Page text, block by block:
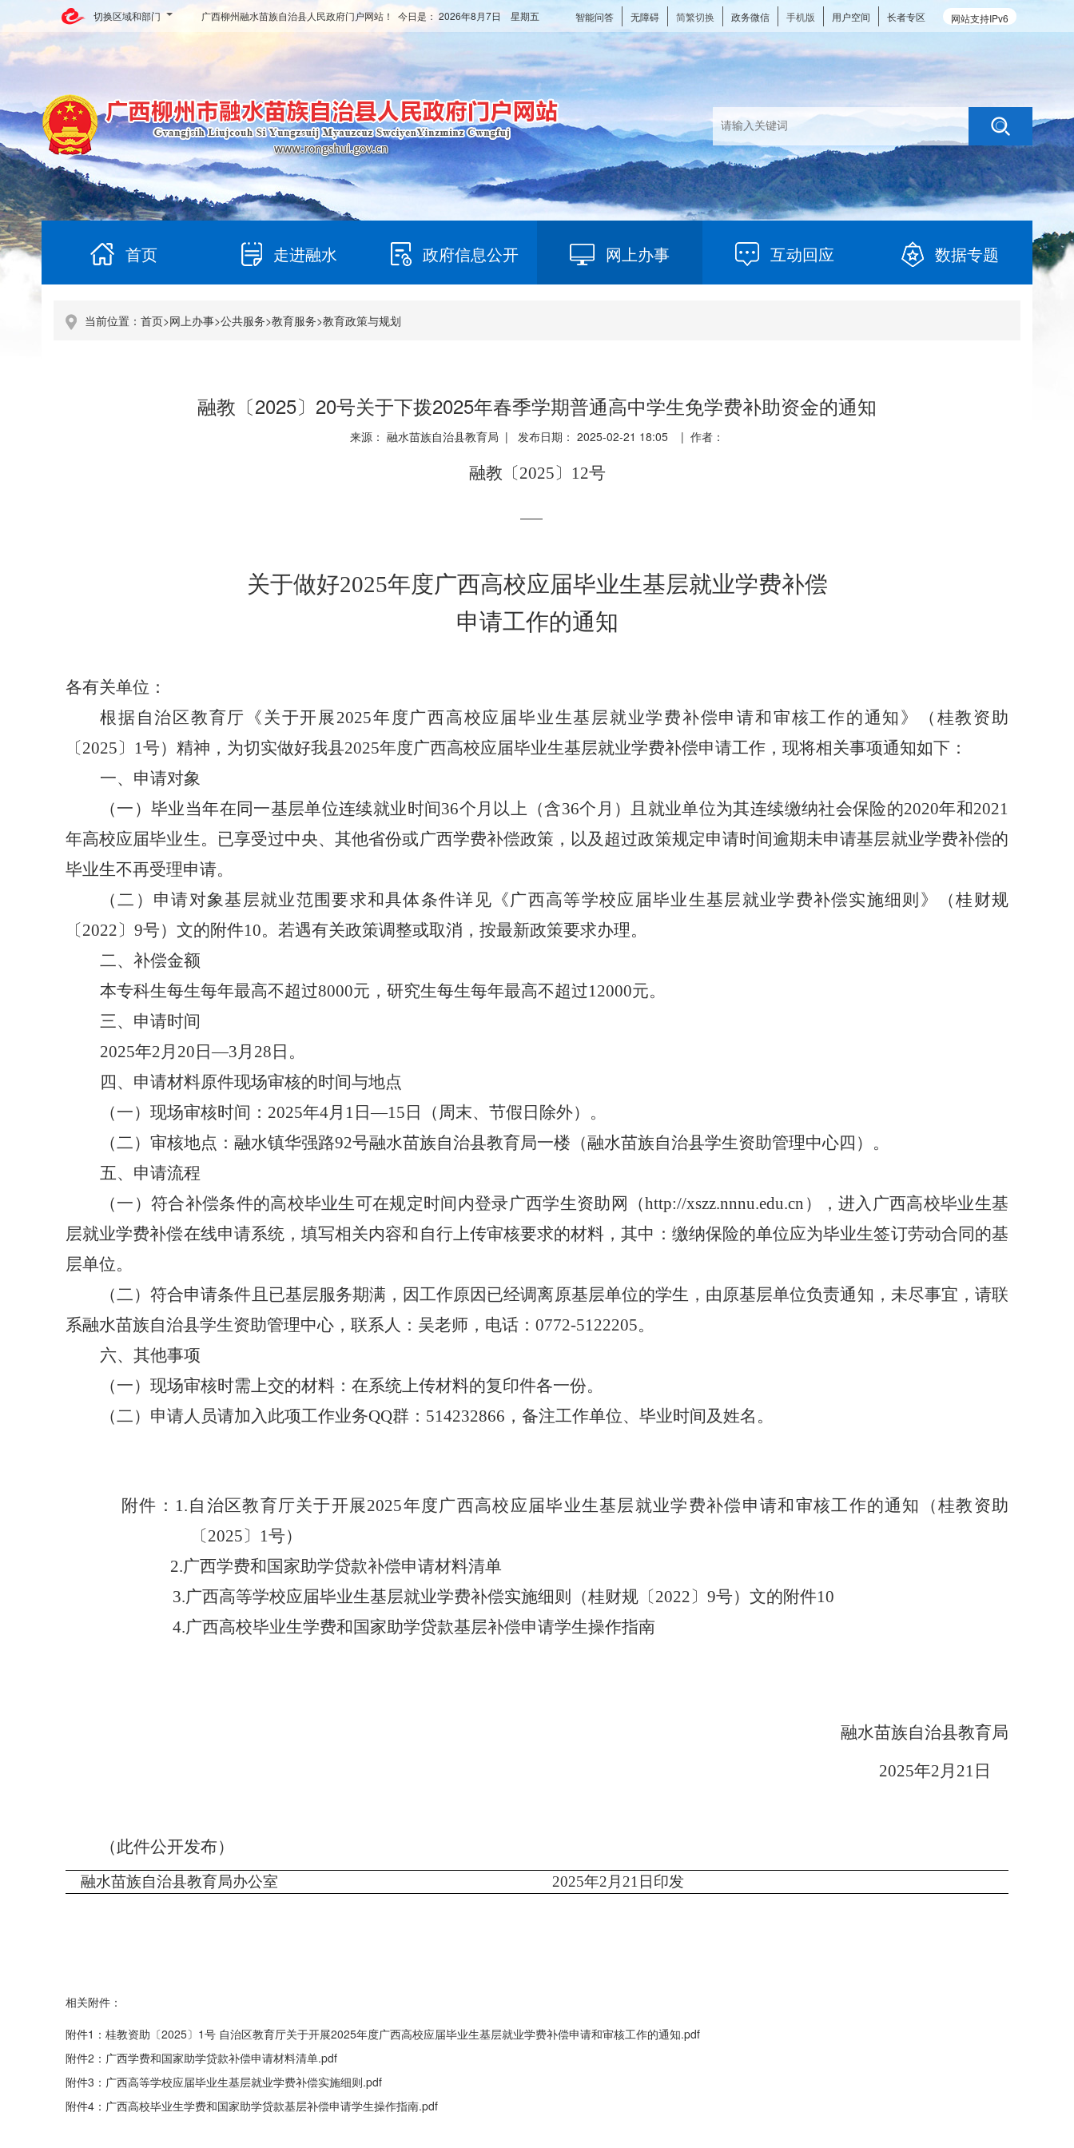
切换区域和部门 网站支持IPv6
智能问答 无障碍 简繁切换 政务微信 手机版 用户空间 长者专区
广西柳州融水苗族自治县人民政府门户网站！ 今日是： 2026年8月7日 星期五
首页 走进融水 政府信息公开 网上办事 互动回应 数据专题
当前位置： 首页>网上办事>公共服务>教育服务>教育政策与规划
融教〔2025〕20号关于下拨2025年春季学期普通高中学生免学费补助资金的通知
来源： 融水苗族自治县教育局 | 发布日期： 2025-02-21 18:05 | 作者：
融教〔2025〕 12号
关于做好2025年度广西高校应届毕业生基层就业学费补偿
申请工作的通知
各有关单位：
根据自治区教育厅《关于开展2025年度广西高校应届毕业生基层就业学费补偿申请和审核工作的通知》（桂教资助
〔2025〕 1号）精神，为切实做好我县2025年度广西高校应届毕业生基层就业学费补偿申请工作，现将相关事项通知如下：
一、申请对象
（一 ）毕业当年在同一基层单位连续就业时间36个月以上 （含36个月 ） 且就业单位为其连续缴纳社会保险的2020年和2021
年高校应届毕业生。已享受过中央、其他省份或广西学费补偿政策，以及超过政策规定申请时间逾期未申请基层就业学费补偿的
毕业生不再受理申请。
（二 ） 申请对象基层就业范围要求和具体条件详见 《广西高等学校应届毕业生基层就业学费补偿实施细则 》 （桂财规
〔2022〕 9号） 文的附件10。若遇有关政策调整或取消，按最新政策要求办理。
二、补偿金额
本专科生每生每年最高不超过8000元，研究生每生每年最高不超过12000元。
三、申请时间
2025年2月 20 日—3月 28 日。
四、申请材料原件现场审核的时间与地点
（一）现场审核时间： 2025年4月 1 日—15 日（周末、节假日除外） 。
（二）审核地点： 融水镇华强路92号融水苗族自治县教育局一楼（融水苗族自治县学生资助管理中心四 ） 。
五、申请流程
（一 ） 符合补偿条件的高校毕业生可在规定时间内登录广西学生资助网（http://xszz.nnnu.edu.cn ），进入广西高校毕业生基
层就业学费补偿在线申请系统，填写相关内容和自行上传审核要求的材料，其中：缴纳保险的单位应为毕业生签订劳动合同的基
层单位。
（二）符合申请条件且已基层服务期满，因工作原因已经调离原基层单位的学生，由原基层单位负责通知，未尽事宜，请联
系融水苗族自治县学生资助管理中心，联系人：吴老师，电话： 0772-5122205。
六、其他事项
（一）现场审核时需上交的材料：在系统上传材料的复印件各一份。
（二）申请人员请加入此项工作业务QQ群： 514232866 ，备注工作单位、毕业时间及姓名 。
附件： 1. 自治区教育厅关于开展2025年度广西高校应届毕业生基层就业学费补偿申请和审核工作的通知 （桂教资助
〔2025〕 1号）
2.广西学费和国家助学贷款补偿申请材料清单
3.广西高等学校应届毕业生基层就业学费补偿实施细则 （桂财规〔2022〕 9号） 文的附件10
4.广西高校毕业生学费和国家助学贷款基层补偿申请学生操作指南
融水苗族自治县教育局
2025年2月 21 日
（此件公开发布）
融水苗族自治县教育局办公室 2025年2 月 21 日印发
相关附件：
附件1：桂教资助〔2025〕1号 自治区教育厅关于开展2025年度广西高校应届毕业生基层就业学费补偿申请和审核工作的通知.pdf
附件2：广西学费和国家助学贷款补偿申请材料清单.pdf
附件3：广西高等学校应届毕业生基层就业学费补偿实施细则.pdf
附件4：广西高校毕业生学费和国家助学贷款基层补偿申请学生操作指南.pdf